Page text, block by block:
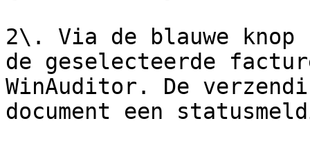
2\. Via de blauwe
de geselecteerde
WinAuditor. De
document een